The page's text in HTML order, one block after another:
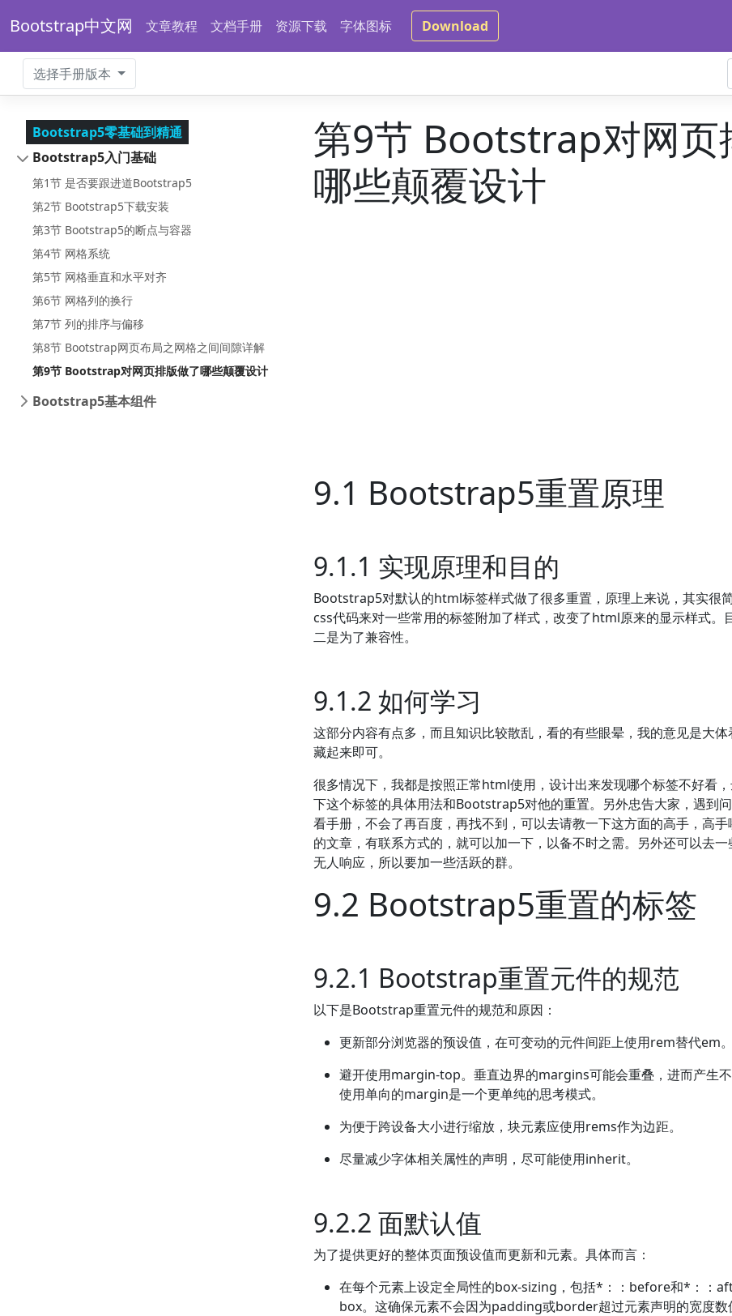
Bootstrap中文网 文章教程 文档手册 资源下载 字体图标 Download
选择手册版本
Bootstrap5零基础到精通
Bootstrap5入门基础
第1节 是否要跟进道Bootstrap5
第2节 Bootstrap5下载安装
第3节 Bootstrap5的断点与容器
第4节 网格系统
第5节 网格垂直和水平对齐
第6节 网格列的换行
第7节 列的排序与偏移
第8节 Bootstrap网页布局之网格之间间隙详解
第9节 Bootstrap对网页排版做了哪些颠覆设计
Bootstrap5基本组件
第9节 Bootstrap对网页
哪些颠覆设计
9.1 Bootstrap5重置原理
9.1.1 实现原理和目的
Bootstrap5对默认的html标签样式做了很多重置，原理上来说，其实很
css代码来对一些常用的标签附加了样式，改变了html原来的显示样式。
二是为了兼容性。
9.1.2 如何学习
这部分内容有点多，而且知识比较散乱，看的有些眼晕，我的意见是大
藏起来即可。
很多情况下，我都是按照正常html使用，设计出来发现哪个标签不好看
下这个标签的具体用法和Bootstrap5对他的重置。另外忠告大家，遇到
看手册，不会了再百度，再找不到，可以去请教一下这方面的高手，高
的文章，有联系方式的，就可以加一下，以备不时之需。另外还可以去
无人响应，所以要加一些活跃的群。
9.2 Bootstrap5重置的标签
9.2.1 Bootstrap重置元件的规范
以下是Bootstrap重置元件的规范和原因：
更新部分浏览器的预设值，在可变动的元件间距上使用rem替代em。
避开使用margin-top。垂直边界的margins可能会重叠，进而产生不
使用单向的margin是一个更单纯的思考模式。
为便于跨设备大小进行缩放，块元素应使用rems作为边距。
尽量减少字体相关属性的声明，尽可能使用inherit。
9.2.2 面默认值
为了提供更好的整体页面预设值而更新和元素。具体而言：
在每个元素上设定全局性的box-sizing，包括*：：before和*：：
box。这确保元素不会因为padding或border超过元素声明的宽度数